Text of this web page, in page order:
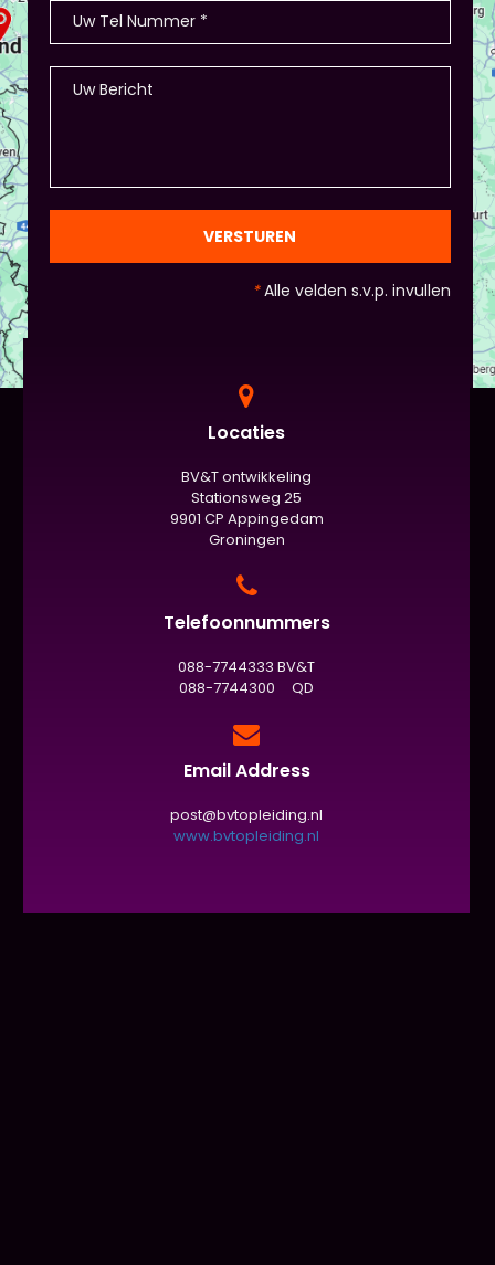
VERSTUREN
*Alle velden s.v.p. invullen
Locaties
BV&T ontwikkeling
Stationsweg 25
9901 CP Appingedam
Groningen
Telefoonnummers
088-7744333 BV&T
088-7744300 QD
Email Address
post@bvtopleiding.nl
www.bvtopleiding.nl